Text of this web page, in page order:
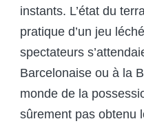
instants. L’état du
pratique d’un jeu
spectateurs
Barcelonaise ou à la
monde de la
sûrement pas obtenu